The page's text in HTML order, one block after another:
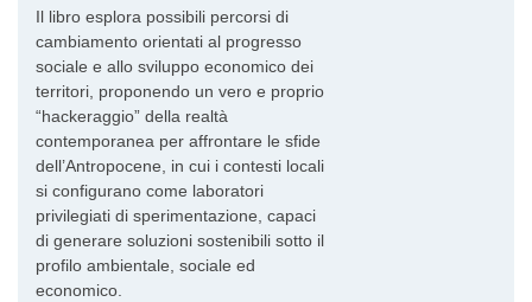
Il libro esplora possibili percorsi di
cambiamento orientati al progresso
sociale e allo sviluppo economico dei
territori, proponendo un vero e proprio
“hackeraggio” della realtà
contemporanea per affrontare le sfide
dell’Antropocene, in cui i contesti locali
si configurano come laboratori
privilegiati di sperimentazione, capaci
di generare soluzioni sostenibili sotto il
profilo ambientale, sociale ed
economico.